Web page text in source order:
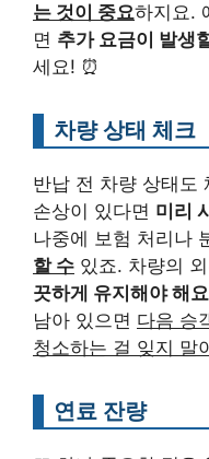
는 것이 중요하지요.
면 추가 요금이 발생
세요! ⏰
차량 상태 체크
반납 전 차량 상태도
손상이 있다면 미리
나중에 보험 처리나
할 수 있죠. 차량의
끗하게 유지해야 해요
남아 있으면 다음 승
청소하는 걸 잊지 말
연료 잔량